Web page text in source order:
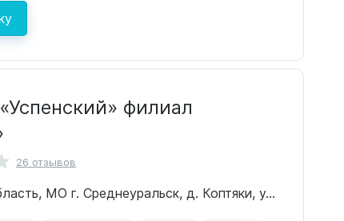
филиал
26 отзывов
Свердловская область, МО г. Среднеуральск, д. Коптяки, ул.Исетская 31